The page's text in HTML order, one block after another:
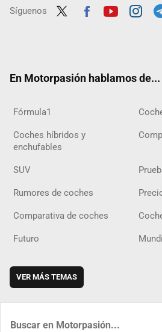
Síguenos
En Motorpasión hablamos de...
Fórmula1
Coches híbridos y
enchufables
SUV
Rumores de coches
Comparativa de coches
Futuro
VER MÁS TEMAS